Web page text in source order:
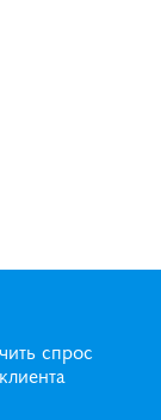
спрос